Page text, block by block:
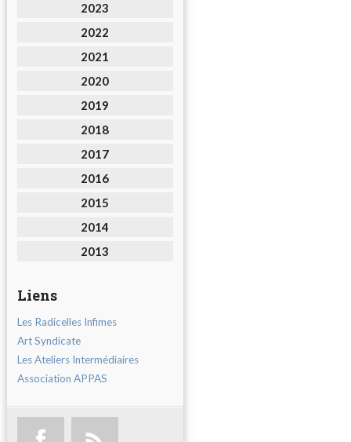
2023
2022
2021
2020
2019
2018
2017
2016
2015
2014
2013
Liens
Les Radicelles Infimes
Art Syndicate
Les Ateliers Intermédiaires
Association APPAS